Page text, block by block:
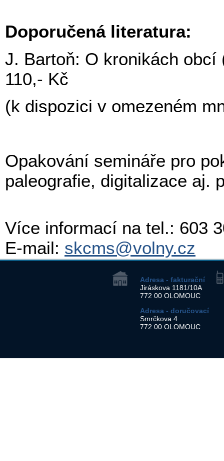
Doporučená literatura:
J. Bartoň: O kronikách obcí
110,- Kč
(k dispozici v omezeném
Opakování semináře pro
paleografie, digitalizace aj.
Více informací na tel.: 603
E-mail: skcms@volny.cz
Adresa - fakturační
Jiráskova 1181/10A
772 00 OLOMOUC
Adresa - doručovací
Smrčkova 4
772 00 OLOMOUC